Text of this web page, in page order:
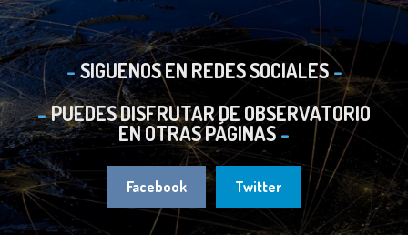
SIGUENOS EN REDES SOCIALES
PUEDES DISFRUTAR DE OBSERVATORIO
EN OTRAS PÁGINAS
Facebook Twitter